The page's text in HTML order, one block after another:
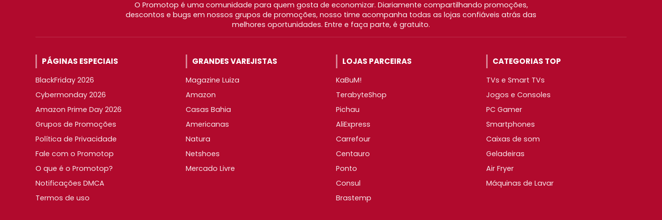
O Promotop é uma comunidade para quem gosta de economizar. Diariamente compartilhando promoções,
descontos e bugs em nossos grupos de promoções, nosso time acompanha todas as lojas confiáveis atrás das
melhores oportunidades. Entre e faça parte, é gratuito.
PÁGINAS ESPECIAIS
BlackFriday 2026
Cybermonday 2026
Amazon Prime Day 2026
Grupos de Promoções
Política de Privacidade
Fale com o Promotop
O que é o Promotop?
Notificações DMCA
Termos de uso
GRANDES VAREJISTAS
Magazine Luiza
Amazon
Casas Bahia
Americanas
Natura
Netshoes
Mercado Livre
LOJAS PARCEIRAS
KaBuM!
TerabyteShop
Pichau
AliExpress
Carrefour
Centauro
Ponto
Consul
Brastemp
CATEGORIAS TOP
TVs e Smart TVs
Jogos e Consoles
PC Gamer
Smartphones
Caixas de som
Geladeiras
Air Fryer
Máquinas de Lavar